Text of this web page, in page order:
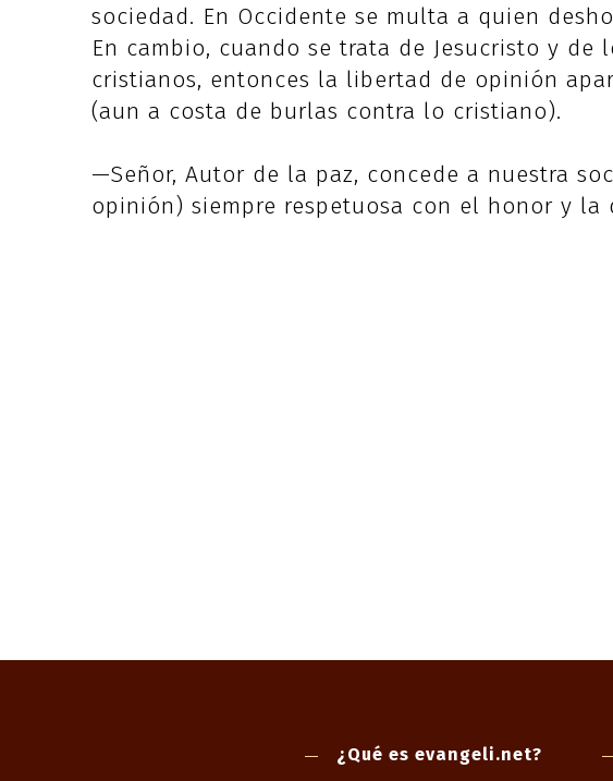
sociedad. En Occidente se multa a quien
En cambio, cuando se trata de Jesucristo y de
cristianos, entonces la libertad de opinión
(aun a costa de burlas contra lo cristiano).
—Señor, Autor de la paz, concede a nuestra
opinión) siempre respetuosa con el honor y la
¿Qué es evangeli.net?